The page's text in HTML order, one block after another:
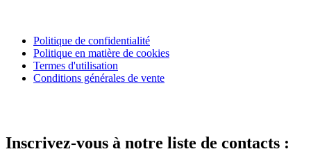
Politique de confidentialité
Politique en matière de cookies
Termes d'utilisation
Conditions générales de vente
Inscrivez-vous à notre liste de contacts :